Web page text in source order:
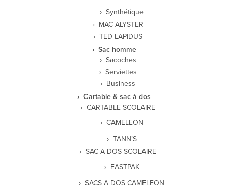
Synthétique
MAC ALYSTER
TED LAPIDUS
Sac homme
Sacoches
Serviettes
Business
Cartable & sac à dos
CARTABLE SCOLAIRE
CAMELEON
TANN’S
SAC A DOS SCOLAIRE
EASTPAK
SACS A DOS CAMELEON